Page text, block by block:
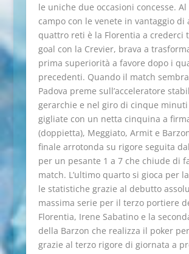
le uniche due occasioni concesse.
campo con le venete in vantaggio di
quattro reti è la Florentia a crederci
goal con la Crevier, brava a
prima superiorità a favore dopo i
precedenti. Quando il match
Padova preme sull’acceleratore
gerarchie e nel giro di cinque
gigliate con un netta cinquina a
(doppietta), Meggiato, Armit e
finale arrotonda su rigore seguita
per un pesante 1 a 7 che chiude di
match. L’ultimo quarto si gioca per
le statistiche grazie al debutto
massima serie per il terzo portiere
Florentia, Irene Sabatino e la
della Barzon che realizza il poker
grazie al terzo rigore di giornata a